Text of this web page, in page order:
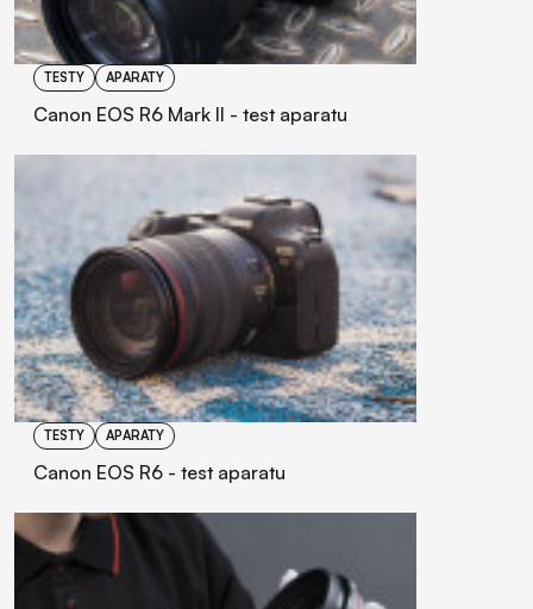
TESTY APARATY
Canon EOS R6 Mark II - test aparatu
TESTY APARATY
Canon EOS R6 - test aparatu